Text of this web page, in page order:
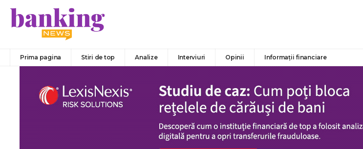
Prima pagina Stiri de top Analize Interviuri Opinii Informații financiare